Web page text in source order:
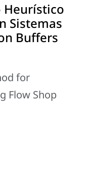
Heurístico
Sistemas
Buffers
for
Flow Shop